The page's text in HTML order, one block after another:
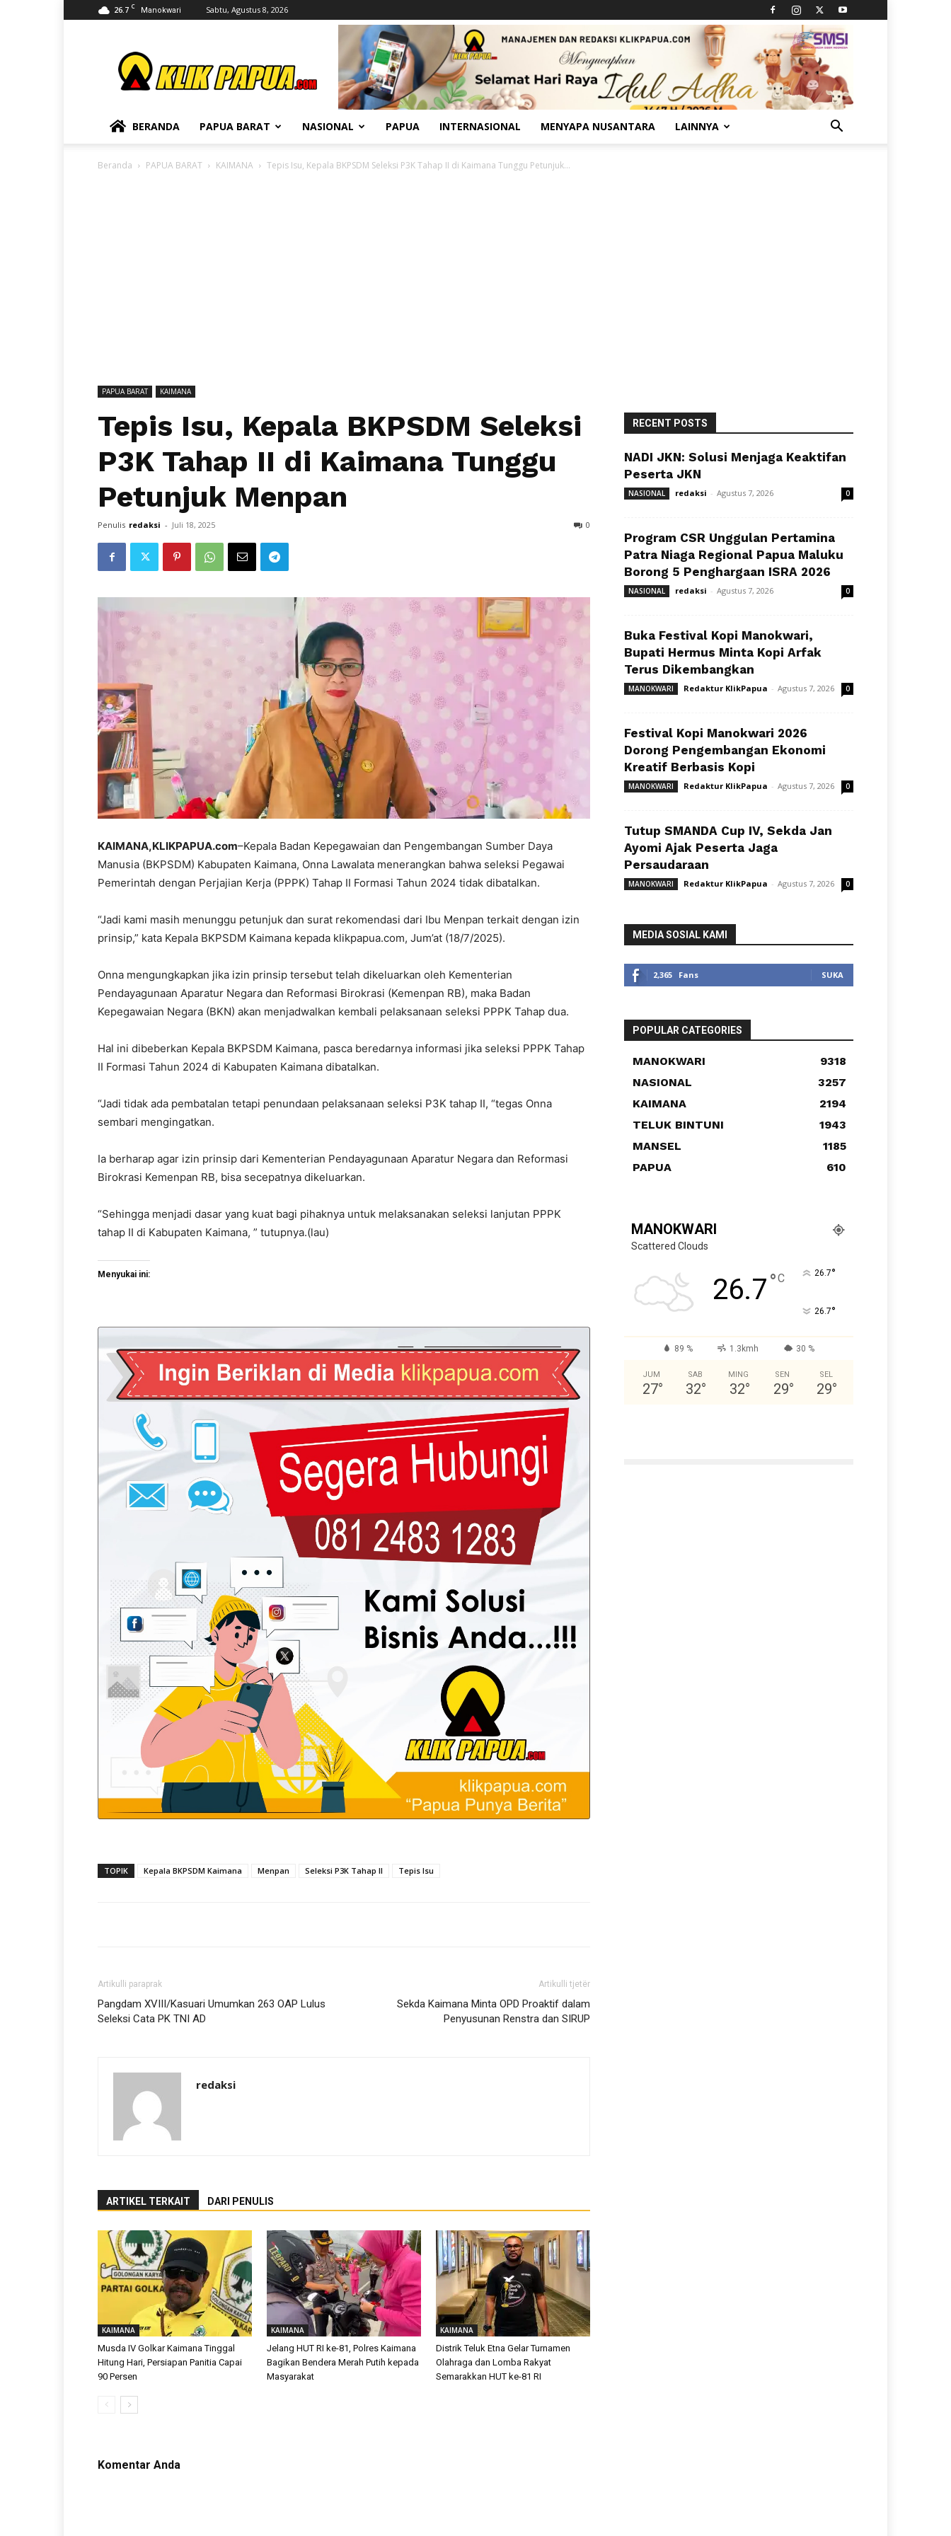
26.7 C Manokwari Sabtu, Agustus 8, 2026
BERANDA PAPUA BARAT NASIONAL PAPUA INTERNASIONAL MENYAPA NUSANTARA LAINNYA
Beranda PAPUA BARAT KAIMANA Tepis Isu, Kepala BKPSDM Seleksi P3K Tahap II di Kaimana Tunggu Petunjuk...
PAPUA BARAT KAIMANA
Tepis Isu, Kepala BKPSDM Seleksi
P3K Tahap II di Kaimana Tunggu
Petunjuk Menpan
Penulis redaksi - Juli 18, 2025 0
KAIMANA,KLIKPAPUA.com–Kepala Badan Kepegawaian dan Pengembangan Sumber Daya
Manusia (BKPSDM) Kabupaten Kaimana, Onna Lawalata menerangkan bahwa seleksi Pegawai
Pemerintah dengan Perjajian Kerja (PPPK) Tahap II Formasi Tahun 2024 tidak dibatalkan.
“Jadi kami masih menunggu petunjuk dan surat rekomendasi dari Ibu Menpan terkait dengan izin
prinsip,” kata Kepala BKPSDM Kaimana kepada klikpapua.com, Jum’at (18/7/2025).
Onna mengungkapkan jika izin prinsip tersebut telah dikeluarkan oleh Kementerian
Pendayagunaan Aparatur Negara dan Reformasi Birokrasi (Kemenpan RB), maka Badan
Kepegawaian Negara (BKN) akan menjadwalkan kembali pelaksanaan seleksi PPPK Tahap dua.
Hal ini dibeberkan Kepala BKPSDM Kaimana, pasca beredarnya informasi jika seleksi PPPK Tahap
II Formasi Tahun 2024 di Kabupaten Kaimana dibatalkan.
“Jadi tidak ada pembatalan tetapi penundaan pelaksanaan seleksi P3K tahap II, “tegas Onna
sembari mengingatkan.
Ia berharap agar izin prinsip dari Kementerian Pendayagunaan Aparatur Negara dan Reformasi
Birokrasi Kemenpan RB, bisa secepatnya dikeluarkan.
“Sehingga menjadi dasar yang kuat bagi pihaknya untuk melaksanakan seleksi lanjutan PPPK
tahap II di Kabupaten Kaimana, ” tutupnya.(lau)
Menyukai ini:
TOPIK Kepala BKPSDM Kaimana Menpan Seleksi P3K Tahap II Tepis Isu
Artikulli paraprak
Pangdam XVIII/Kasuari Umumkan 263 OAP Lulus
Seleksi Cata PK TNI AD
Artikulli tjetër
Sekda Kaimana Minta OPD Proaktif dalam
Penyusunan Renstra dan SIRUP
redaksi
ARTIKEL TERKAIT DARI PENULIS
KAIMANA
Musda IV Golkar Kaimana Tinggal
Hitung Hari, Persiapan Panitia Capai
90 Persen
KAIMANA
Jelang HUT RI ke-81, Polres Kaimana
Bagikan Bendera Merah Putih kepada
Masyarakat
KAIMANA
Distrik Teluk Etna Gelar Turnamen
Olahraga dan Lomba Rakyat
Semarakkan HUT ke-81 RI
Komentar Anda
RECENT POSTS
NADI JKN: Solusi Menjaga Keaktifan
Peserta JKN
NASIONAL redaksi - Agustus 7, 2026 0
Program CSR Unggulan Pertamina
Patra Niaga Regional Papua Maluku
Borong 5 Penghargaan ISRA 2026
NASIONAL redaksi - Agustus 7, 2026 0
Buka Festival Kopi Manokwari,
Bupati Hermus Minta Kopi Arfak
Terus Dikembangkan
MANOKWARI Redaktur KlikPapua - Agustus 7, 2026 0
Festival Kopi Manokwari 2026
Dorong Pengembangan Ekonomi
Kreatif Berbasis Kopi
MANOKWARI Redaktur KlikPapua - Agustus 7, 2026 0
Tutup SMANDA Cup IV, Sekda Jan
Ayomi Ajak Peserta Jaga
Persaudaraan
MANOKWARI Redaktur KlikPapua - Agustus 7, 2026 0
MEDIA SOSIAL KAMI
2,365 Fans SUKA
POPULAR CATEGORIES
MANOKWARI
9318
NASIONAL
3257
KAIMANA
2194
TELUK BINTUNI
1943
MANSEL
1185
PAPUA
610
MANOKWARI
Scattered Clouds
26.7°C 26.7°
26.7°
89 % 1.3kmh 30 %
JUM
27°
SAB
32°
MING
32°
SEN
29°
SEL
29°